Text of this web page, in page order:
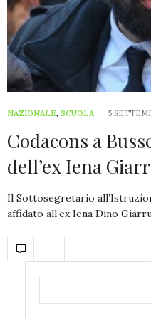
NAZIONALE, SCUOLA 5
Codacons a
dell’ex Iena
Il Sottosegretario
affidato all’ex Iena Dino